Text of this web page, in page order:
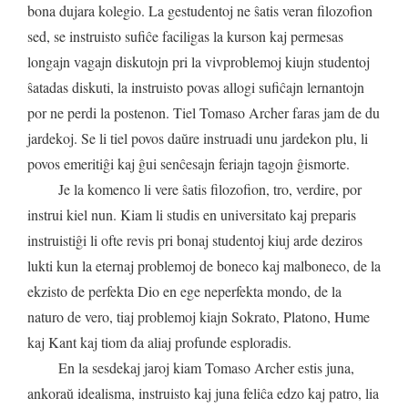
bonadujarakolegio. La gestudentoj neŝatisveranfilozofion
sed, seinstruistosufiĉefaciligaslakursonkaj permesas
longajnvagajndiskutojnprilavivproblemoj kiujnstudentoj
ŝatadasdiskuti, lainstruistopovasallogisufiĉajnlernantojn
porneperdilapostenon. TielTomasoArcherfarasjamdedu
jardekoj. Selitielpovosdaŭreinstruadiunujardekonplu, li
povosemeritiĝikaj ĝuisenĉesajnferiajntagojn ĝismorte.
Jelakomencolivereŝatisfilozofion,tro,verdire,por
instruikielnun. Kiamlistudisenuniversitatokaj preparis
instruistiĝiliofterevispribonaj studentoj kiuj ardedeziros
luktikunlaeternaj problemoj debonecokaj malboneco, dela
ekzistodeperfektaDioenegeneperfektamondo, dela
naturodevero, tiaj problemoj kiajnSokrato, Platono, Hume
kaj Kantkaj tiomdaaliaj profundeesploradis.
Enlasesdekaj jaroj kiamTomasoArcherestisjuna,
ankoraŭidealisma, instruistokaj junafeliĉaedzokaj patro, lia